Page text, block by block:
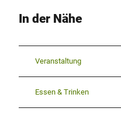
In der Nähe
Veranstaltung
Essen & Trinken